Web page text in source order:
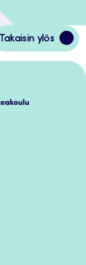
Takaisin ylös
Siirry
takaisin